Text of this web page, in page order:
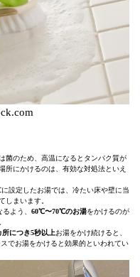
菌のため、高温になるとタンパク質が
所にかけるのは、有効な対処法といえ
設定したお湯では、冷たい床や壁に当
しまいます。
よう、 60℃〜70℃のお湯をかけるのが
所につき5秒以上お湯をかけ続けると、
でお湯をかけると効果的といわれてい